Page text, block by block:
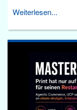
Weiterlesen...